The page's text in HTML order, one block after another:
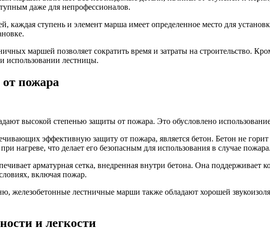
даже для непрофессионалов.
каждая ступень и элемент марша имеет определенное место для
маршей позволяет сократить время и затраты на строительство.
использовании лестницы.
пожара
высокой степенью защиты от пожара. Это обусловлено
эффективную защиту от пожара, является бетон. Бетон не
нагреве, что делает его безопасным для использования в случае пожара.
арматурная сетка, внедренная внутри бетона. Она поддерживает
включая пожар.
железобетонные лестничные марши также обладают хорошей
и легкости